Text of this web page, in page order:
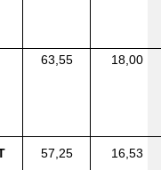
63,55 18,00
57,25 16,53